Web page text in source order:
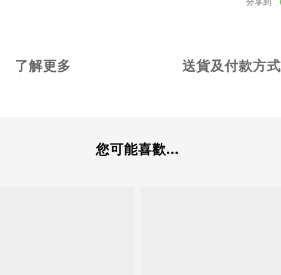
了解更多 送貨及付款方式
您可能喜歡...